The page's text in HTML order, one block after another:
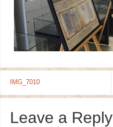
IMG_7010
Leave a Reply